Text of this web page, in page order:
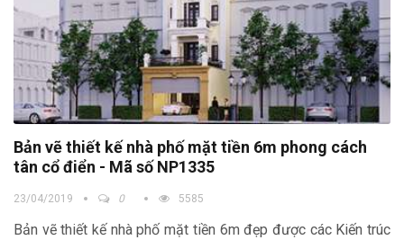
Bản vẽ thiết kế nhà phố mặt tiền 6m phong cách
tân cổ điển - Mã số NP1335
23/04/2019 0 5585
Bản vẽ thiết kế nhà phố mặt tiền 6m đẹp được các Kiến trúc